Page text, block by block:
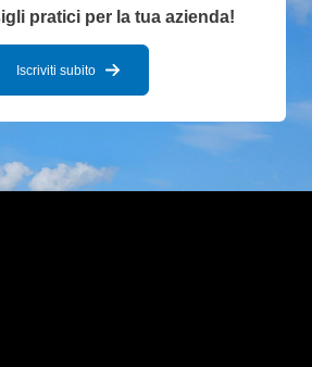
pratici per la tua azienda!
Iscriviti subito